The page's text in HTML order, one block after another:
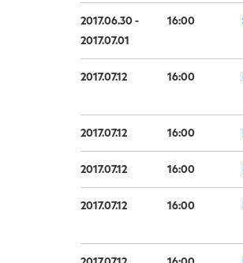
2017.06.30 -
2017.07.01
16:00
2017.07.12 16:00
2017.07.12 16:00
2017.07.12 16:00
2017.07.12 16:00